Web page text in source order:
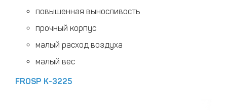
повышенная выносливость
прочный корпус
малый расход воздуха
малый вес
FROSP К-3225